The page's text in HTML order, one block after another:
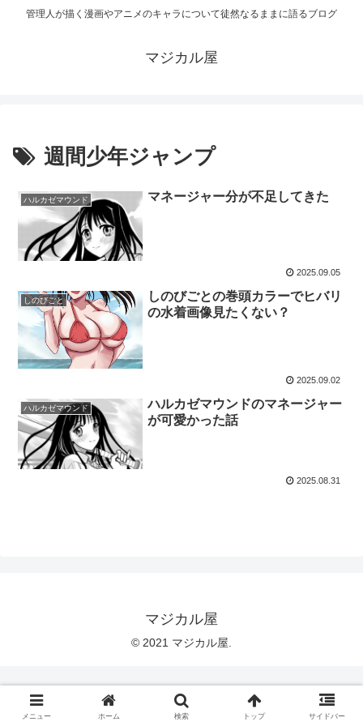
管理人が描く漫画やアニメのキャラについて徒然なるままに語るブログ
マジカル屋
週間少年ジャンプ
ハルカゼマウンド マネージャー分が不足してきた
2025.09.05
しのびごと
しのびごとの巻頭カラーでヒバリ
の水着画像見たくない？
2025.09.02
ハルカゼマウンド
ハルカゼマウンドのマネージャー
が可愛かった話
2025.08.31
マジカル屋
© 2021 マジカル屋.
メニュー ホーム 検索 トップ サイドバー